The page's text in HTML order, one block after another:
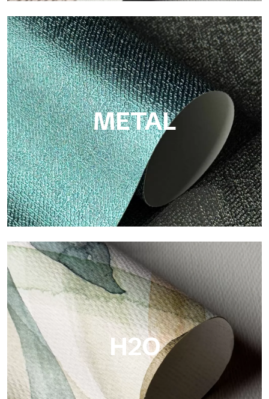
Eco
Eco di Tecnografica è la carta da parati ecologica in fibra di
cellulosa: supporto sostenibile, senza PVC, con colori brillanti
e alta qualità.
METAL
Metal
Metal è la carta da parati metallizzata di Tecnografica, con
riflessi metallici unici che valorizzano oro, argento, rame e
colori saturi.
H2O